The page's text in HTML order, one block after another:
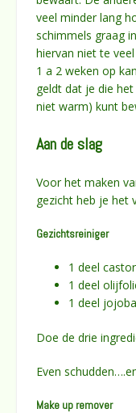
veel minder lang
schimmels graag
hiervan niet te
1 a 2 weken op
geldt dat je die
niet warm) kunt
Aan de slag
Voor het maken
gezicht heb je het
Gezichtsreiniger
1 deel
1 deel
1 deel
Doe de drie
Even
Make up remover